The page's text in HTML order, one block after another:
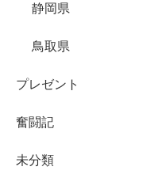
静岡県
鳥取県
プレゼント
奮闘記
未分類